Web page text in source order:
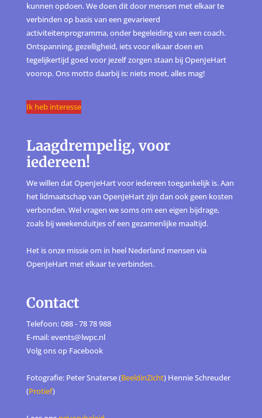
kunnen opdoen. We doen dit door mensen met elkaar te
verbinden op basis van een gevarieerd
activiteitenprogramma, onder begeleiding van een coach.
Ontspanning, gezelligheid, iets voor elkaar doen en
tegelijkertijd goed voor jezelf zorgen staan bij OpenJeHart
voorop. Ons motto daarbij is: niets moet, alles mag!
Ik heb interesse
Laagdrempelig, voor
iedereen!
We willen dat OpenJeHart voor iedereen toegankelijk is. Aan
het lidmaatschap van OpenJeHart zijn dan ook geen kosten
verbonden. Wel vragen we soms om een eigen bijdrage,
zoals bij weekenduitjes of een gezamenlijke maaltijd.
Het is onze missie om in heel Nederland mensen via
OpenJeHart met elkaar te verbinden.
Contact
Telefoon: 088 - 78 78 988
E-mail: events@lwpc.nl
Volg ons op Facebook
Fotografie: Peter Snaterse (BeeldinZicht) Hennie Schreuder
(Protief)